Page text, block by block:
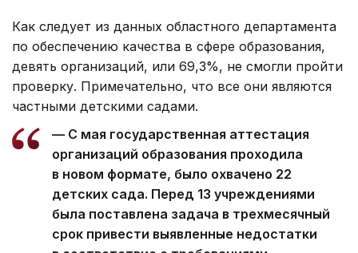
Как следует из данных областного департамента
по обеспечению качества в сфере образования,
девять организаций, или 69,3%, не смогли пройти
проверку. Примечательно, что все они являются
частными детскими садами.
— С мая государственная аттестация
организаций образования проходила
в новом формате, было охвачено 22
детских сада. Перед 13 учреждениями
была поставлена задача в трехмесячный
срок привести выявленные недостатки